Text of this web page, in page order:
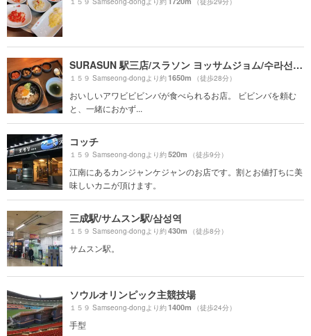
SURASUN 駅三店/スラソン ヨッサムジョム/수라선 역삼점
１５９ Samseong-dongより約1650m （徒歩28分）
おいしいアワビビビンバが食べられるお店。 ビビンバを頼む
と、一緒におかず...
コッチ
１５９ Samseong-dongより約520m （徒歩9分）
江南にあるカンジャンケジャンのお店です。割とお値打ちに美
味しいカニが頂けます。
三成駅/サムスン駅/삼성역
１５９ Samseong-dongより約430m （徒歩8分）
サムスン駅。
ソウルオリンピック主競技場
１５９ Samseong-dongより約1400m （徒歩24分）
手型